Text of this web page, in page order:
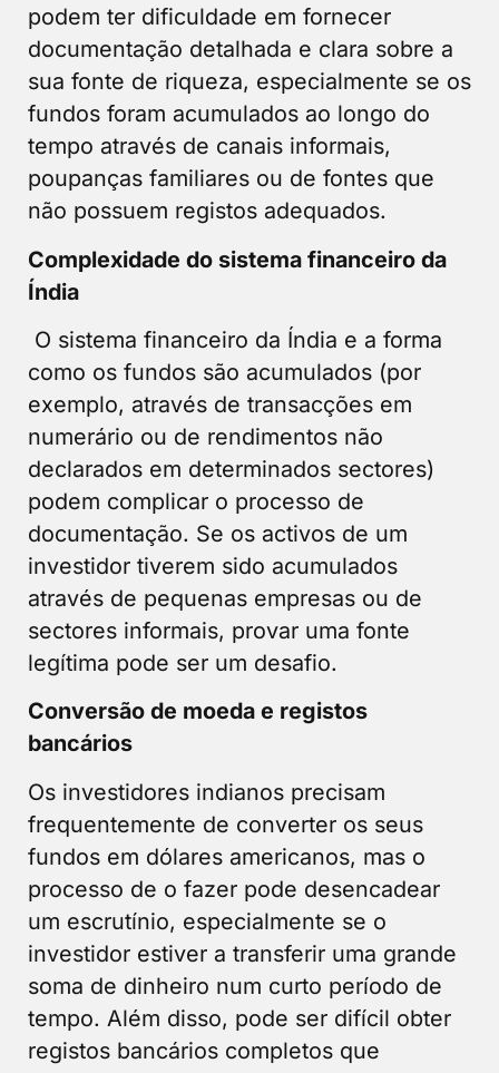
podem ter dificuldade em fornecer
documentação detalhada e clara sobre a
sua fonte de riqueza, especialmente se os
fundos foram acumulados ao longo do
tempo através de canais informais,
poupanças familiares ou de fontes que
não possuem registos adequados.
Complexidade do sistema financeiro da
Índia
O sistema financeiro da Índia e a forma
como os fundos são acumulados (por
exemplo, através de transacções em
numerário ou de rendimentos não
declarados em determinados sectores)
podem complicar o processo de
documentação. Se os activos de um
investidor tiverem sido acumulados
através de pequenas empresas ou de
sectores informais, provar uma fonte
legítima pode ser um desafio.
Conversão de moeda e registos
bancários
Os investidores indianos precisam
frequentemente de converter os seus
fundos em dólares americanos, mas o
processo de o fazer pode desencadear
um escrutínio, especialmente se o
investidor estiver a transferir uma grande
soma de dinheiro num curto período de
tempo. Além disso, pode ser difícil obter
registos bancários completos que